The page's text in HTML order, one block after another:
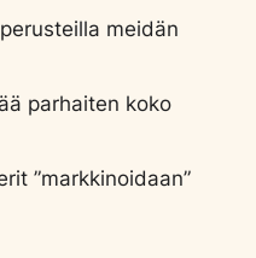
meidän
parhaiten koko
”markkinoidaan”